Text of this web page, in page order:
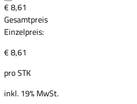
€ 8,61
Gesamtpreis
Einzelpreis:
€ 8,61
proSTK
inkl. 19% MwSt.